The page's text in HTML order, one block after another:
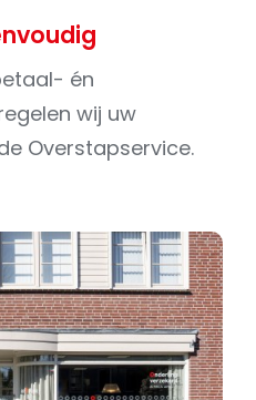
én
wij uw
Overstapservice.